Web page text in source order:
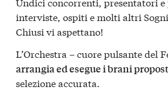
interviste, ospiti e molti altri
Chiusi vi aspettano!
L’Orchestra – cuore pulsante del
arrangia ed esegue i brani
selezione accurata.